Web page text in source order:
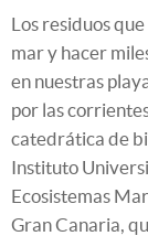
Los residuos
mar y hacer
en nuestras
por las
catedrática de
Instituto
Ecosistemas
Gran Canaria,